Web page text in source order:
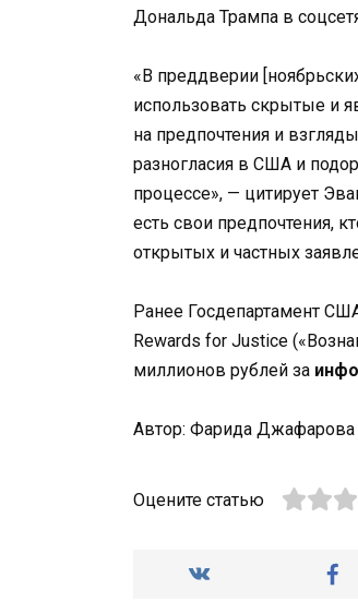
Дональда Трампа в
«В преддверии
использовать скрытые и
на предпочтения и
разногласия в США и
процессе», — цитирует
есть свои предпочтения,
открытых и частных
Ранее Госдепартамент
Rewards for Justice
миллионов рублей за
Автор: Фарида Джафарова
Оцените статью